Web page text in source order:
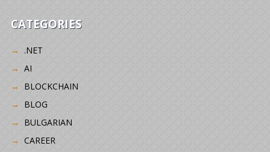
CATEGORIES
.NET
AI
BLOCKCHAIN
BLOG
BULGARIAN
CAREER